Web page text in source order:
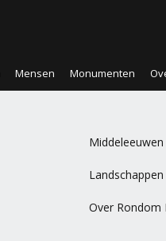
Mensen Monumenten
Middeleeuwen
Landschappen
Over Rondom